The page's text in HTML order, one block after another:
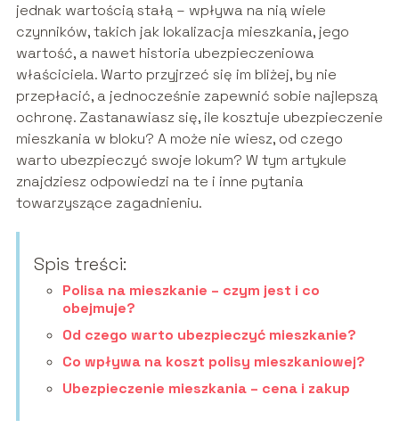
jednak wartością stałą – wpływa na nią wiele
czynników, takich jak lokalizacja mieszkania, jego
wartość, a nawet historia ubezpieczeniowa
właściciela. Warto przyjrzeć się im bliżej, by nie
przepłacić, a jednocześnie zapewnić sobie najlepszą
ochronę. Zastanawiasz się, ile kosztuje ubezpieczenie
mieszkania w bloku? A może nie wiesz, od czego
warto ubezpieczyć swoje lokum? W tym artykule
znajdziesz odpowiedzi na te i inne pytania
towarzyszące zagadnieniu.
Spis treści:
Polisa na mieszkanie – czym jest i co
obejmuje?
Od czego warto ubezpieczyć mieszkanie?
Co wpływa na koszt polisy mieszkaniowej?
Ubezpieczenie mieszkania – cena i zakup